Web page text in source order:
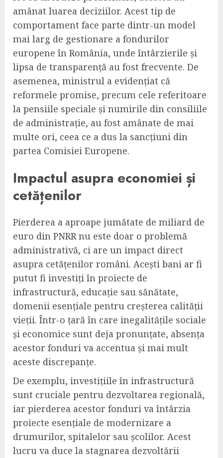
amânat luarea deciziilor. Acest tip de
comportament face parte dintr-un model
mai larg de gestionare a fondurilor
europene în România, unde întârzierile și
lipsa de transparență au fost frecvente. De
asemenea, ministrul a evidențiat că
reformele promise, precum cele referitoare
la pensiile speciale și numirile din consiliile
de administrație, au fost amânate de mai
multe ori, ceea ce a dus la sancțiuni din
partea Comisiei Europene.
Impactul asupra economiei și
cetățenilor
Pierderea a aproape jumătate de miliard de
euro din PNRR nu este doar o problemă
administrativă, ci are un impact direct
asupra cetățenilor români. Acești bani ar fi
putut fi investiți în proiecte de
infrastructură, educație sau sănătate,
domenii esențiale pentru creșterea calității
vieții. Într-o țară în care inegalitățile sociale
și economice sunt deja pronunțate, absența
acestor fonduri va accentua și mai mult
aceste discrepanțe.
De exemplu, investițiile în infrastructură
sunt cruciale pentru dezvoltarea regională,
iar pierderea acestor fonduri va întârzia
proiecte esențiale de modernizare a
drumurilor, spitalelor sau școlilor. Acest
lucru va duce la stagnarea dezvoltării